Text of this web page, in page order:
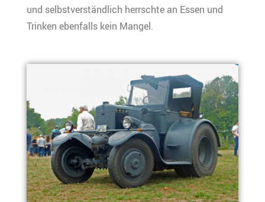
und selbstverständlich herrschte an Essen und
Trinken ebenfalls kein Mangel.